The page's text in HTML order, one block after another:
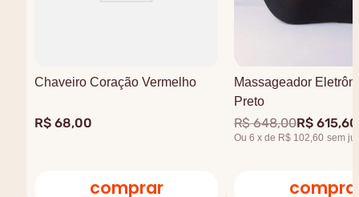
Chaveiro Coração Vermelho
R$ 68,00
comprar
Massageador
Preto
R$ 648,00R$ 615,60
Ou 6 x de R$ 102,60 sem